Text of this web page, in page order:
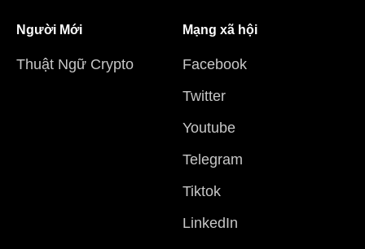
Người Mới
Thuật Ngữ Crypto
Mạng xã hội
Facebook
Twitter
Youtube
Telegram
Tiktok
LinkedIn